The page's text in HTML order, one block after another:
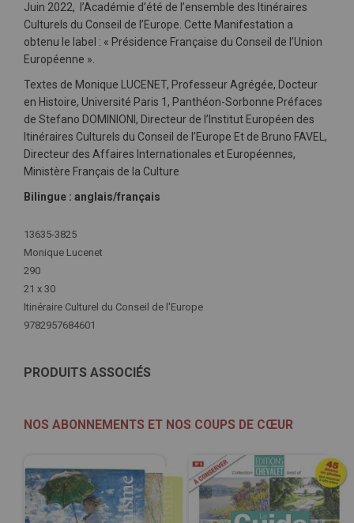
Juin 2022, l’Académie d’été de l’ensemble des Itinéraires
Culturels du Conseil de l’Europe. Cette Manifestation a
obtenu le label : « Présidence Française du Conseil de l’Union
Européenne ».
Textes de Monique LUCENET, Professeur Agrégée, Docteur
en Histoire, Université Paris 1, Panthéon-Sorbonne Préfaces
de Stefano DOMINIONI, Directeur de l’Institut Européen des
Itinéraires Culturels du Conseil de l’Europe Et de Bruno FAVEL,
Directeur des Affaires Internationales et Européennes,
Ministère Français de la Culture
Bilingue : anglais/français
Plus
d'infos
13635-3825
Monique Lucenet
290
21 x 30
Itinéraire Culturel du Conseil de l'Europe
9782957684601
PRODUITS ASSOCIÉS
NOS ABONNEMENTS ET NOS COUPS DE CŒUR